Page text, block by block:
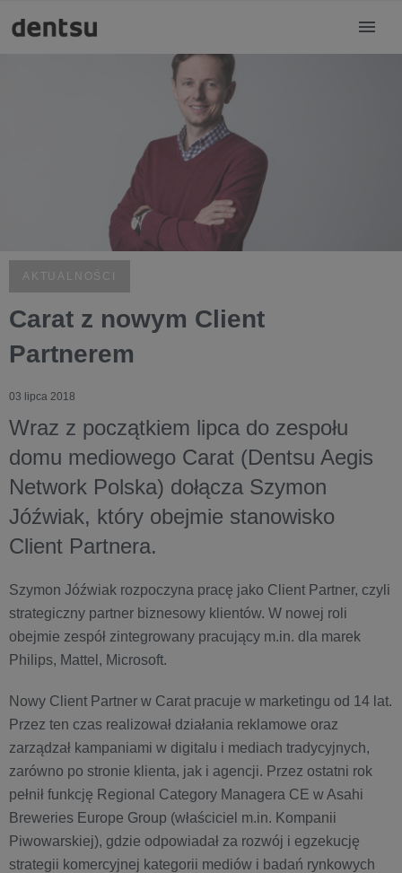
AKTUALNOŚCI
Carat z nowym Client
Partnerem
03 lipca 2018
Wraz z początkiem lipca do zespołu
domu mediowego Carat (Dentsu Aegis
Network Polska) dołącza Szymon
Jóźwiak, który obejmie stanowisko
Client Partnera.
Szymon Jóźwiak rozpoczyna pracę jako Client Partner, czyli
strategiczny partner biznesowy klientów. W nowej roli
obejmie zespół zintegrowany pracujący m.in. dla marek
Philips, Mattel, Microsoft.
Nowy Client Partner w Carat pracuje w marketingu od 14 lat.
Przez ten czas realizował działania reklamowe oraz
zarządzał kampaniami w digitalu i mediach tradycyjnych,
zarówno po stronie klienta, jak i agencji. Przez ostatni rok
pełnił funkcję Regional Category Managera CE w Asahi
Breweries Europe Group (właściciel m.in. Kompanii
Piwowarskiej), gdzie odpowiadał za rozwój i egzekucję
strategii komercyjnej kategorii mediów i badań rynkowych